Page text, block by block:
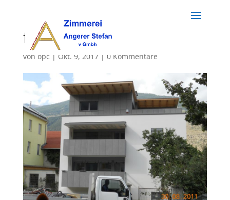
fassaden (9)
von opc | Okt. 9, 2017 | 0 Kommentare